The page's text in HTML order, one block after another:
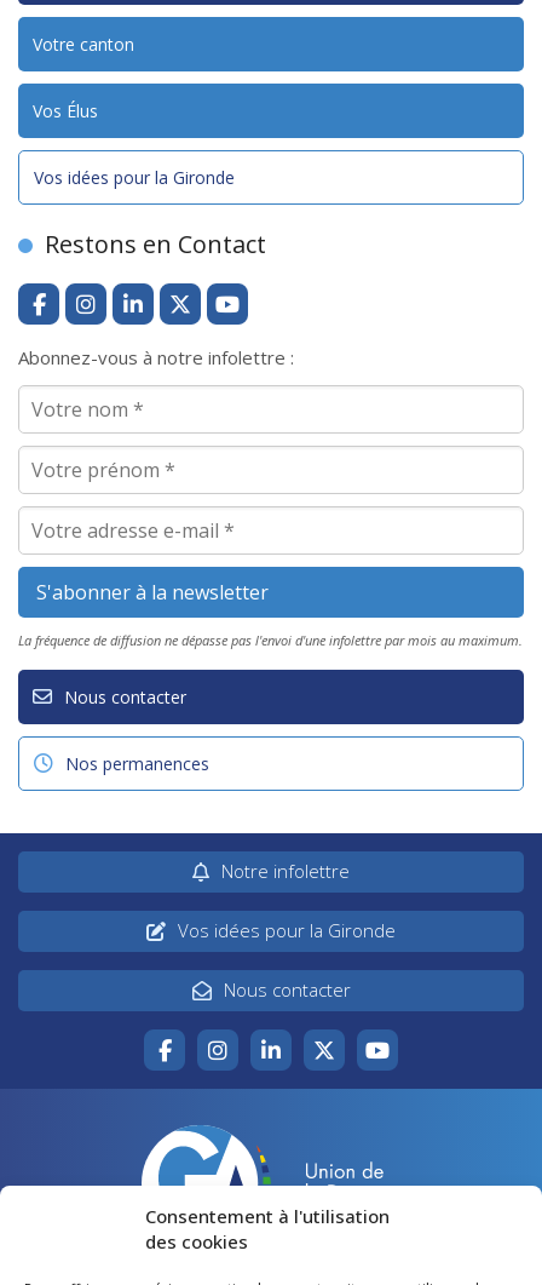
Consentement à l'utilisation
des cookies
Votre canton
Vos Élus
Vos idées pour la Gironde
Restons en Contact
Abonnez-vous à notre infolettre :
La fréquence de diffusion ne dépasse pas l'envoi d'une infolettre par mois au maximum.
Nous contacter
Nos permanences
Notre infolettre
Vos idées pour la Gironde
Nous contacter